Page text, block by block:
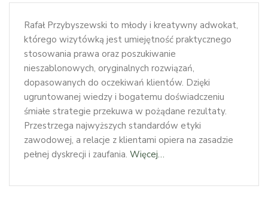
Rafał Przybyszewski to młody i kreatywny adwokat,
którego wizytówką jest umiejętność praktycznego
stosowania prawa oraz poszukiwanie
nieszablonowych, oryginalnych rozwiązań,
dopasowanych do oczekiwań klientów. Dzięki
ugruntowanej wiedzy i bogatemu doświadczeniu
śmiałe strategie przekuwa w pożądane rezultaty.
Przestrzega najwyższych standardów etyki
zawodowej, a relacje z klientami opiera na zasadzie
pełnej dyskrecji i zaufania. Więcej…